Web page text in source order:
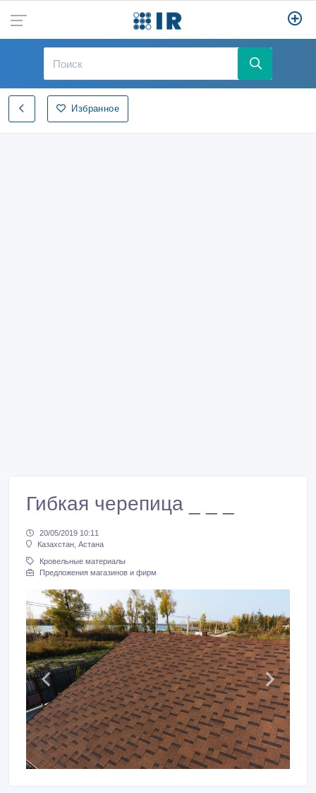
Избранное
Гибкая черепица _ _ _
20/05/2019 10:11
Казахстан, Астана
Кровельные материалы
Предложения магазинов и фирм